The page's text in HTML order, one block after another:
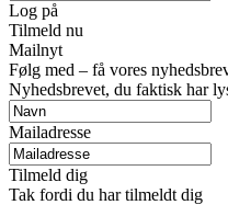
Log på
Tilmeld nu
Mailnyt
Følg med – få vores
Nyhedsbrevet, du faktisk har
Mailadresse
Tilmeld dig
Tak fordi du har tilmeldt dig